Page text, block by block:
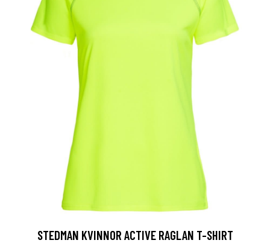
STEDMAN KVINNOR ACTIVE RAGLAN T-SHIRT